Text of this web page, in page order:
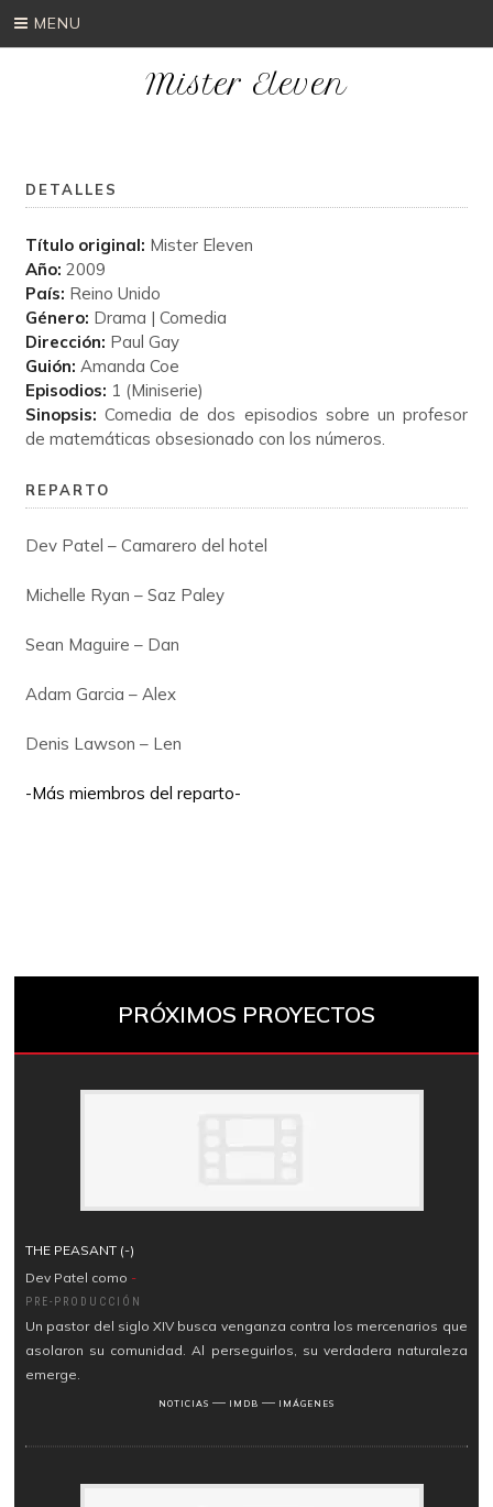
MENU
Mister Eleven
DETALLES
Título original: Mister Eleven
Año: 2009
País: Reino Unido
Género: Drama | Comedia
Dirección: Paul Gay
Guión: Amanda Coe
Episodios: 1 (Miniserie)
Sinopsis: Comedia de dos episodios sobre un profesor
de matemáticas obsesionado con los números.
REPARTO
Dev Patel – Camarero del hotel
Michelle Ryan – Saz Paley
Sean Maguire – Dan
Adam Garcia – Alex
Denis Lawson – Len
-Más miembros del reparto-
PRÓXIMOS PROYECTOS
THE PEASANT (-)
Dev Patel como -
PRE-PRODUCCIÓN
Un pastor del siglo XIV busca venganza contra los mercenarios que
asolaron su comunidad. Al perseguirlos, su verdadera naturaleza
emerge.
NOTICIAS ― IMDB ― IMÁGENES